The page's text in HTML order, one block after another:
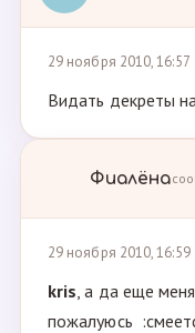
29 ноября 2010, 16:57
Видать декреты
Фиалёна
29 ноября 2010, 16:59
kris, а да еще
пожалуюсь